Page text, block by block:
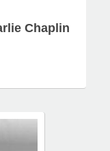
Chaplin